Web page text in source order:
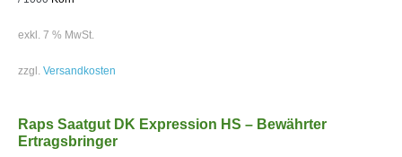
exkl. 7 % MwSt.
zzgl. Versandkosten
Raps Saatgut DK Expression HS – Bewährter
Ertragsbringer